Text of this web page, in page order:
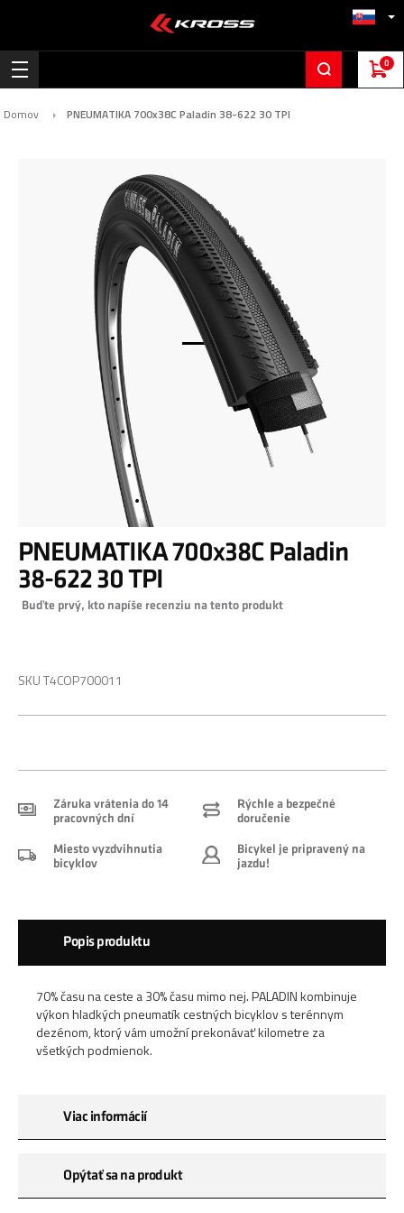
0
Domov PNEUMATIKA 700x38C Paladin 38-622 30 TPI
na
začiatok
galérie
obrázkov
PNEUMATIKA 700x38C Paladin
38-622 30 TPI
Buďte prvý, kto napíše recenziu na tento produkt
SKUT4COP700011
Záruka vrátenia do 14
pracovných dní
Rýchle a bezpečné
doručenie
Miesto vyzdvihnutia
bicyklov
Bicykel je pripravený na
jazdu!
Popis produktu
70% času na ceste a 30% času mimo nej. PALADIN kombinuje
výkon hladkých pneumatík cestných bicyklov s terénnym
dezénom, ktorý vám umožní prekonávať kilometre za
všetkých podmienok.
Viac informácií
Opýtať sa na produkt